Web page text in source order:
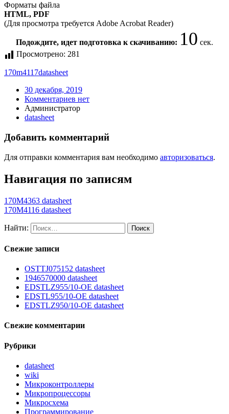
Форматы файла
HTML, PDF
(Для просмотра требуется Adobe Acrobat Reader)
Подождите, идет подготовка к скачиванию: 10 сек.
Просмотрено: 281
170m4117datasheet
30 декабря, 2019
Комментариев нет
Администратор
datasheet
Добавить комментарий
Для отправки комментария вам необходимо авторизоваться.
Навигация по записям
170M4363 datasheet
170M4116 datasheet
Найти:
Свежие записи
OSTTJ075152 datasheet
1946570000 datasheet
EDSTLZ955/10-OE datasheet
EDSTL955/10-OE datasheet
EDSTLZ950/10-OE datasheet
Свежие комментарии
Рубрики
datasheet
wiki
Микроконтроллеры
Микропроцессоры
Микросхема
Программирование